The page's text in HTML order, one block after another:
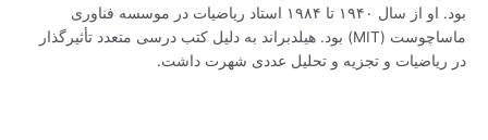
بود. او از سال ۱۹۴۰ تا ۱۹۸۴ استاد ریاضیات در موسسه فناوری
ماساچوست (MIT) بود. هیلدبراند به دلیل کتب درسی متعدد تأثیرگذار
در ریاضیات و تجزیه و تحلیل عددی شهرت داشت.